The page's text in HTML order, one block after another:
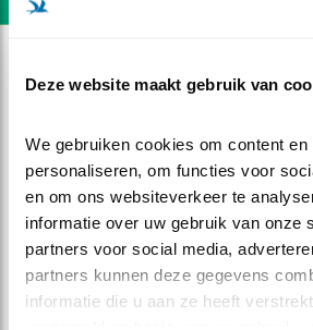
Deze website maakt gebruik van
We gebruiken cookies om content
personaliseren, om functies voor
en om ons websiteverkeer te
informatie over uw gebruik van onze
partners voor social media,
partners kunnen deze gegevens
informatie die u aan ze heeft